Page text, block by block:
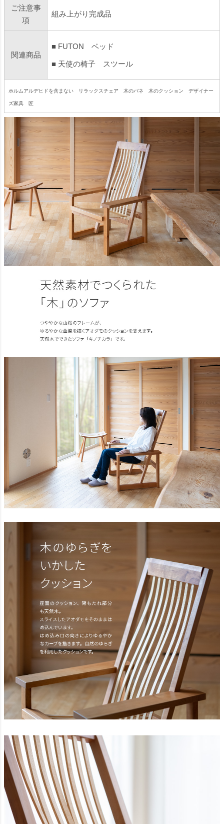
ご注意事
項
組み上がり完成品
関連商品
■ FUTON ベッド
■ 天使の椅子 スツール
ホルムアルデヒドを含まない リラックスチェア 木のバネ 木のクッション デザイナー
ズ家具 匠